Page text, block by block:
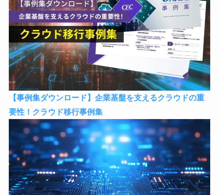
【事例集ダウンロード】企業基盤を支えるクラウドの重
要性！クラウド移行事例集